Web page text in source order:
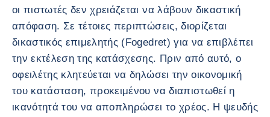
οι πιστωτές δεν χρειάζεται να λάβουν δικαστική
απόφαση. Σε τέτοιες περιπτώσεις, διορίζεται
δικαστικός επιμελητής (Fogedret) για να επιβλέπει
την εκτέλεση της κατάσχεσης. Πριν από αυτό, ο
οφειλέτης κλητεύεται να δηλώσει την οικονομική
του κατάσταση, προκειμένου να διαπιστωθεί η
ικανότητά του να αποπληρώσει το χρέος. Η ψευδής